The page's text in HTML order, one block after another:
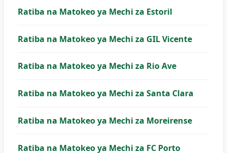
Ratiba na Matokeo ya Mechi za Estoril
Ratiba na Matokeo ya Mechi za GIL Vicente
Ratiba na Matokeo ya Mechi za Rio Ave
Ratiba na Matokeo ya Mechi za Santa Clara
Ratiba na Matokeo ya Mechi za Moreirense
Ratiba na Matokeo ya Mechi za FC Porto